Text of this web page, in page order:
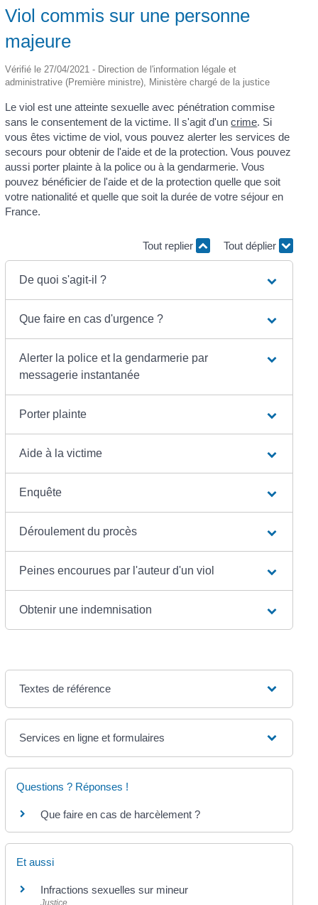
Viol commis sur une personne
majeure
Vérifié le 27/04/2021 - Direction de l'information légale et
administrative (Première ministre), Ministère chargé de la justice
Le viol est une atteinte sexuelle avec pénétration commise
sans le consentement de la victime. Il s'agit d'uncrime. Si
vous êtes victime de viol, vous pouvez alerter les services de
secours pour obtenir de l'aide et de la protection. Vous pouvez
aussi porter plainte à la police ou à la gendarmerie. Vous
pouvez bénéficier de l'aide et de la protection quelle que soit
votre nationalité et quelle que soit la durée de votre séjour en
France.
Tout replier Tout déplier
De quoi s'agit-il ?
Que faire en cas d'urgence ?
Alerter la police et la gendarmerie par
messagerie instantanée
Porter plainte
Aide à la victime
Enquête
Déroulement du procès
Peines encourues par l'auteur d'un viol
Obtenir une indemnisation
Textes de référence
Services en ligne et formulaires
Questions ? Réponses !
Que faire en cas de harcèlement ?
Et aussi
Infractions sexuelles sur mineur